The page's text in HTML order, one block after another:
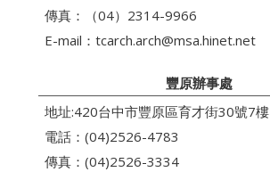
傳真：（04）2314-9966
E-mail： tcarch.arch@msa.hinet.net
豐原辦事處
地址:420台中市豐原區育才街30號7樓
電話：(04)2526-4783
傳真：(04)2526-3334